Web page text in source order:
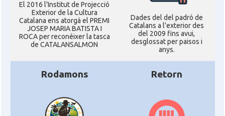
El 2016 l'Institut de Projecció
Exterior de la Cultura
Catalana ens atorgà el PREMI
JOSEP MARIA BATISTA I
ROCA per reconéixer la tasca
de CATALANSALMON
Dades del del padró de
Catalans a l'exterior des
del 2009 fins avui,
desglossat per paisos i
anys.
Rodamons Retorn